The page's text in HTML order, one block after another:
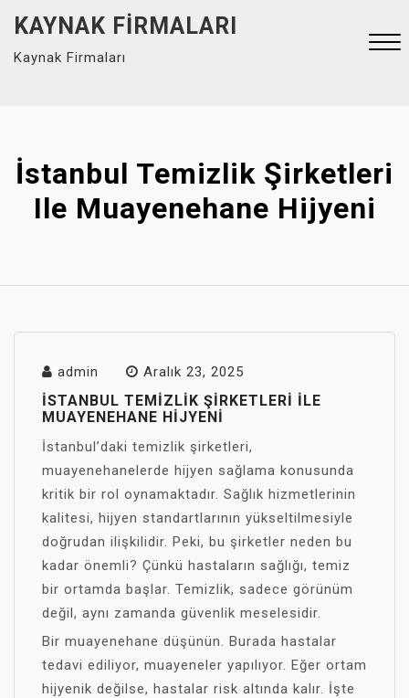
content
KAYNAK FIRMALARI
Kaynak Firmaları
İstanbul Temizlik Şirketleri
Ile Muayenehane Hijyeni
admin Aralık 23, 2025
İSTANBUL TEMIZLIK ŞIRKETLERI ILE
MUAYENEHANE HIJYENI
İstanbul’daki temizlik şirketleri,
muayenehanelerde hijyen sağlama konusunda
kritik bir rol oynamaktadır. Sağlık hizmetlerinin
kalitesi, hijyen standartlarının yükseltilmesiyle
doğrudan ilişkilidir. Peki, bu şirketler neden bu
kadar önemli? Çünkü hastaların sağlığı, temiz
bir ortamda başlar. Temizlik, sadece görünüm
değil, aynı zamanda güvenlik meselesidir.
Bir muayenehane düşünün. Burada hastalar
tedavi ediliyor, muayeneler yapılıyor. Eğer ortam
hijyenik değilse, hastalar risk altında kalır. İşte